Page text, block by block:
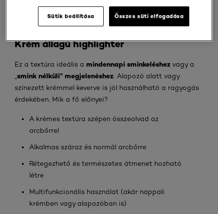
arcbőrt, tanácsot adunk, hogyan választhatja ki a
Krém állagú highlighter
Ez a textúra ideális a mindennapi sminkeléshez vagy a
smink nélküli” megjelenéshez. Alapozó alatt vagy
színezett krémmel keverve is jól használható a ragyogás
érdekében. Mik a fő előnyei?
A krémes textúra szépen összeolvad az
arcbőrrel
Alkalmas száraz és normál arcbőrre
Rétegezhető és természetes átmenet hozható
létre
Multifunkcionális használat (akár nappali
krémben vagy alapozóban is)
Sütik beállítása Összes süti elfogadása